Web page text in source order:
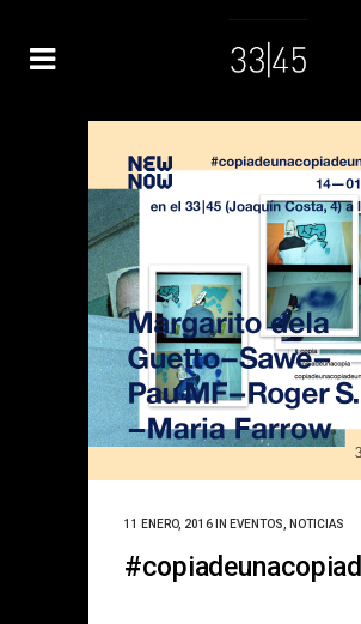
11 ENERO, 2016 IN EVENTOS NOTICIAS